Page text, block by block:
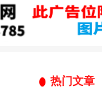
热门文章